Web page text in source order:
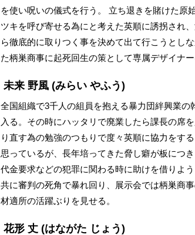
を使い呪いの儀式を行う。 立ち退きを賭けた原
ツキを呼び寄せる為にと考えた英順に誘拐され
ら徹底的に取りつく事を決めて出て行こうとし
た柄巣商事に起死回生の策として専属デザイナ
未来 野風 (みらい やふう)
全国組織で3千人の組員を抱える暴力団絆興業
入る。その時にハッタリで廃業したら課長の席
り直す為の勉強のつもりで度々英順に協力をす
思っているが、長年培ってきた脅し癖が板につ
代金要求などの犯罪に関わる時に助けを借りよ
共に審判の死角で暴れ回り、展示会では柄巣商
材適所の活躍ぶりを見せる。
花形 丈 (はながた じょう)